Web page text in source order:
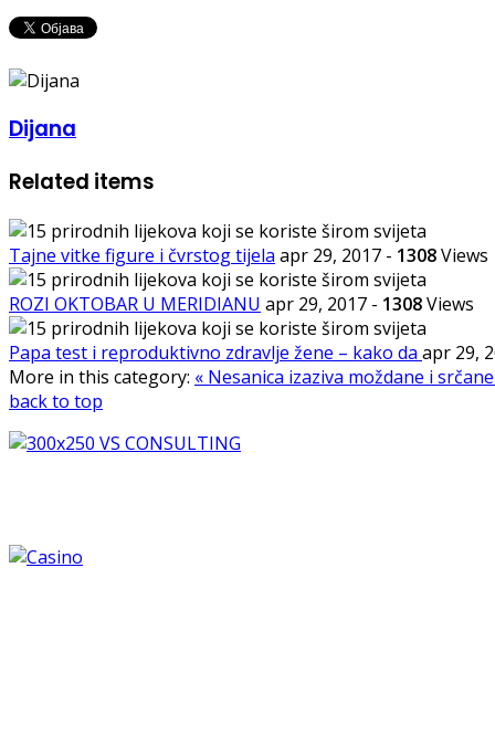
Dijana
Related items
Tajne vitke figure i čvrstog tijela apr 29, 2017 - 1308Views
ROZI OKTOBAR U MERIDIANU apr 29, 2017 - 1308Views
Papa test i reproduktivno zdravlje žene – kako da apr 29,
More in this category: « Nesanica izaziva moždane i
back to top